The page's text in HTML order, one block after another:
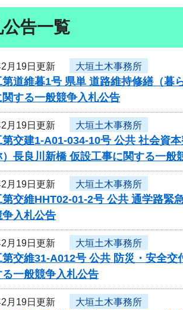
公告一覧
月19日更新 大垣土木事務所
第道維暮1号 県単 道路維持修繕（
する一般競争入札公告
月19日更新 大垣土木事務所
交建1-A01-034-10号 公共 社会資
）長良川新橋 仮設工事に関する一般
月19日更新 大垣土木事務所
第交維HHT02-01-2号 公共 通学路
入札公告
月19日更新 大垣土木事務所
第交維31-A012号 公共 防災・安全
る一般競争入札公告
月19日更新 大垣土木事務所